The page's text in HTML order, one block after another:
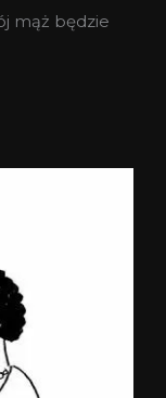
mąż będzie